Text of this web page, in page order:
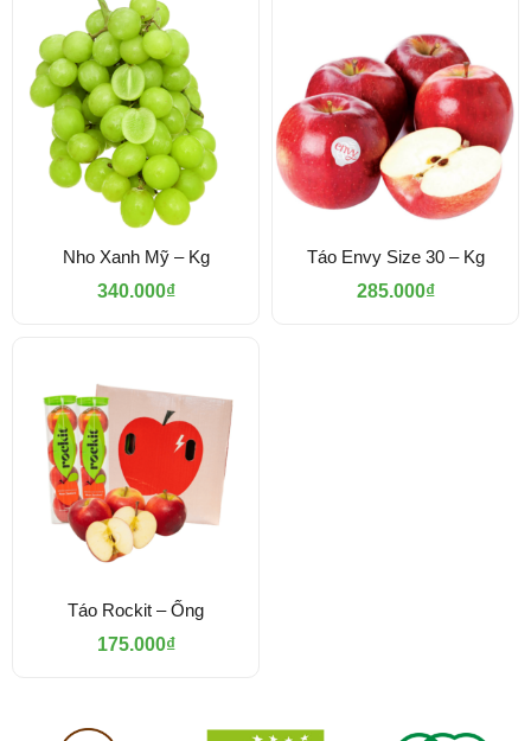
Nho Xanh Mỹ – Kg
340.000₫
Táo Envy Size 30 – Kg
285.000₫
Táo Rockit – Ống
175.000₫